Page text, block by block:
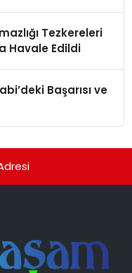
Tezkereleri
Havale Edildi
Başarısı ve